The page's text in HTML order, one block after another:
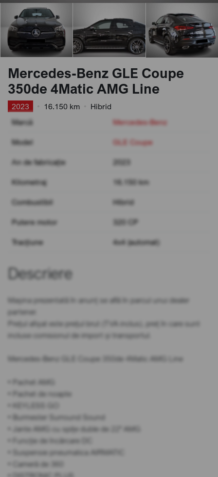
Mercedes-Benz GLE Coupe
350de 4Matic AMG Line
2023 16.150 km
Hibrid
Marcă
Mercedes-Benz
Model GLE Coupe
An de fabricație 2023
Kilometraj 16.150 km
Combustibil Hibrid
Putere motor 320 CP
Tracțiune 4x4 (automat)
Descriere
Mașina prezentată în anunț se află în parcul unui dealer
partener.
Prețul afișat este prețul brut (TVA inclus), preț în care sunt
incluse comisionul de import și transportul.
Mercedes-Benz GLE Coupe 350de 4Matic AMG Line
• Pachet AMG
• Pachet de noapte
• Burmester Surround Sound
• Jante AMG cu spițe duble de 22" AMG
• Funcție de încărcare DC
• Suspensie pneumatica AIRMATIC
• Cameră de 360